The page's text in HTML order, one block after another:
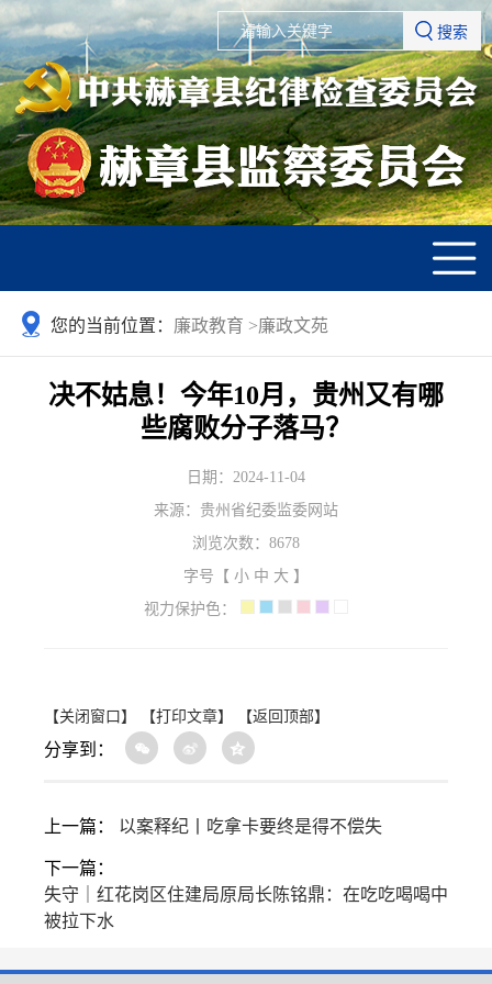
搜索
您的当前位置： 廉政教育 >廉政文苑
决不姑息！今年10月，贵州又有哪
些腐败分子落马？
日期：2024-11-04
来源：贵州省纪委监委网站
浏览次数： 8678
字号【 小 中 大 】
视力保护色：
【关闭窗口】 【打印文章】 【返回顶部】
分享到：
上一篇： 以案释纪丨吃拿卡要终是得不偿失
下一篇：
失守｜红花岗区住建局原局长陈铭鼎：在吃吃喝喝中
被拉下水